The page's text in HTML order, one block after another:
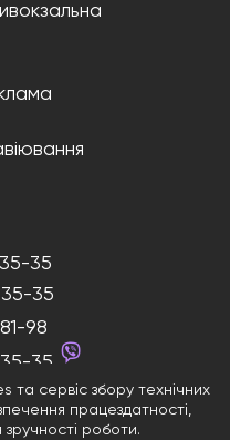
35
35
98
35
сервіс збору технічних
працездатності,
зручності роботи.